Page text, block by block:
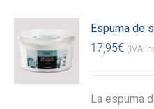
Espuma de
17,95€ (IVA
La espuma